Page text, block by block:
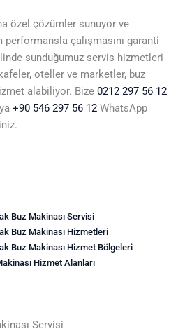
özel çözümler sunuyor ve
çalışmasını garanti
sunduğumuz servis hizmetleri
oteller ve marketler, buz
alabiliyor. Bize 0212 297 56 12
+90 546 297 56 12 WhatsApp
Buz Makinası Servisi
Buz Makinası Hizmetleri
Buz Makinası Hizmet Bölgeleri
Hizmet Alanları
Servisi